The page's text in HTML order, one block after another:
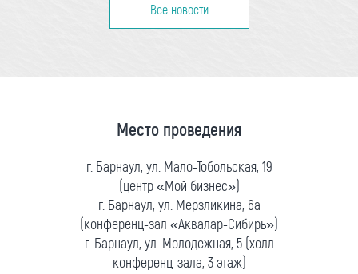
Все новости
Место проведения
г. Барнаул, ул. Мало-Тобольская, 19
(центр «Мой бизнес»)
г. Барнаул, ул. Мерзликина, 6а
(конференц-зал «Аквалар-Сибирь»)
г. Барнаул, ул. Молодежная, 5 (холл
конференц-зала, 3 этаж)